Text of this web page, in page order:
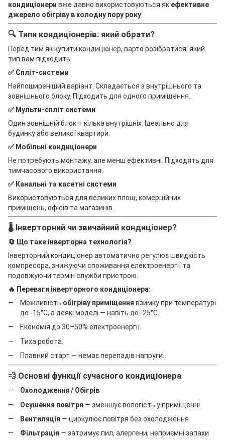
кондиціонери вже давно використовуються як ефективне
джерело обігріву в холодну пору року.
🔍 Типи кондиціонерів: який обрати?
Перед тим як купити кондиціонер, варто розібратися, який
тип вам підходить:
✅ Спліт-системи
Найпоширеніший варіант. Складається з внутрішнього та
зовнішнього блоку. Підходить для одного приміщення.
✅ Мульти-спліт системи
Один зовнішній блок + кілька внутрішніх. Ідеально для
будинку або великої квартири.
✅ Мобільні кондиціонери
Не потребують монтажу, але менш ефективні. Підходять для
тимчасового використання.
✅ Канальні та касетні системи
Використовуються для великих площ, комерційних
приміщень, офісів та магазинів.
🌡️ Інверторний чи звичайний кондиціонер?
🔄 Що таке інверторна технологія?
Інверторний кондиціонер автоматично регулює швидкість
компресора, знижуючи споживання електроенергії та
подовжуючи термін служби пристрою.
🔥 Переваги інверторного кондиціонера:
Можливість обігріву приміщення взимку при температурі
до -15°C, а деякі моделі — навіть до -25°C.
Економія до 30–50% електроенергії.
Тиха робота.
Плавний старт — немає перепадів напруги.
💨 Основні функції сучасного кондиціонера
Охолодження / Обігрів
Осушення повітря — зменшує вологість у приміщенні
Вентиляція — циркулює повітря без охолодження
Фільтрація — затримує пил, алергени, неприємні запахи